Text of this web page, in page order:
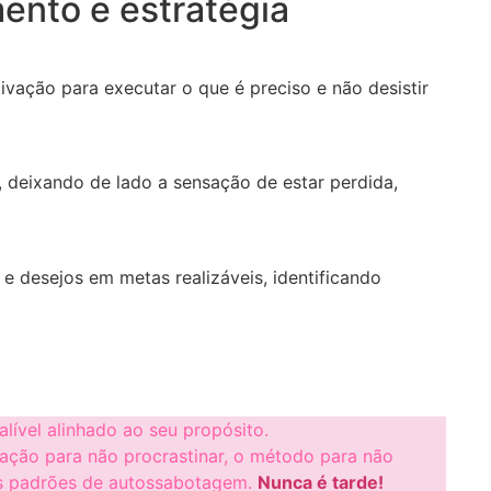
e estratégia
para executar o que é preciso e não desistir
de lado a sensação de estar perdida,
desejos em metas realizáveis, identificando
alinhado ao seu propósito.
para não procrastinar, o método para não
de autossabotagem. Nunca é tarde!